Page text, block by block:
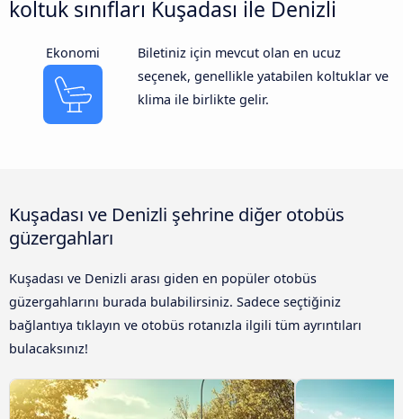
koltuk sınıfları Kuşadası ile Denizli
Ekonomi
Biletiniz için mevcut olan en ucuz
seçenek, genellikle yatabilen koltuklar ve
klima ile birlikte gelir.
Kuşadası ve Denizli şehrine diğer otobüs
güzergahları
Kuşadası ve Denizli arası giden en popüler otobüs
güzergahlarını burada bulabilirsiniz. Sadece seçtiğiniz
bağlantıya tıklayın ve otobüs rotanızla ilgili tüm ayrıntıları
bulacaksınız!